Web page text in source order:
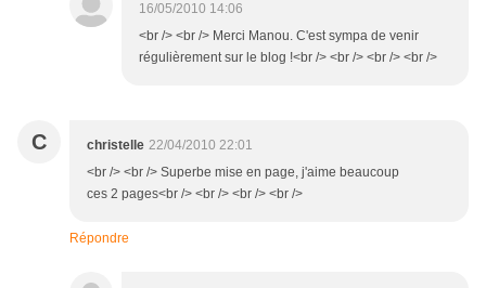
16/05/2010 14:06
<br /> <br /> Merci Manou. C'est sympa de venir
régulièrement sur le blog !<br /> <br /> <br /> <br />
C christelle 22/04/2010 22:01
<br /> <br /> Superbe mise en page, j'aime beaucoup
ces 2 pages<br /> <br /> <br /> <br />
Répondre